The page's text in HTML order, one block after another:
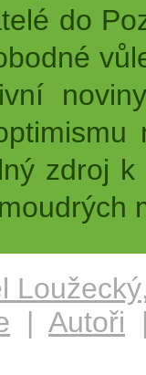
do
zdroj
Loužecký
| Autoři